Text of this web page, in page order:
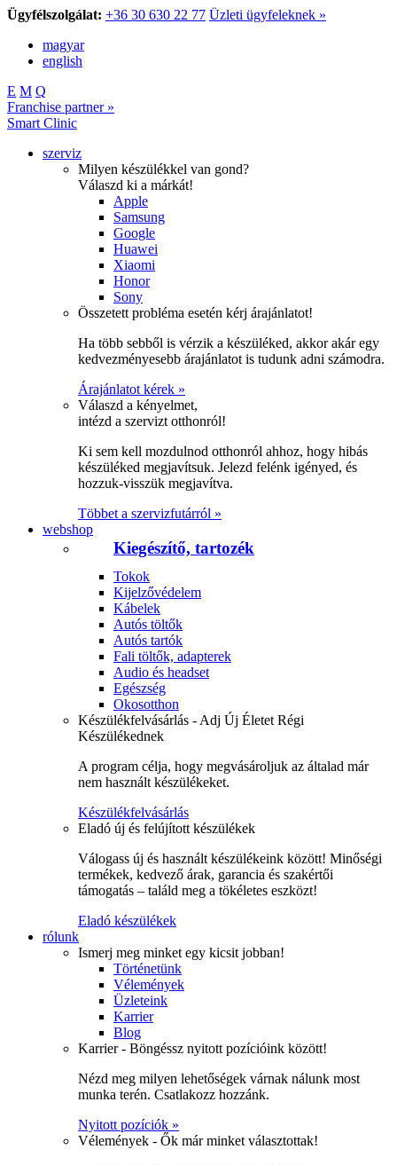
Ügyfélszolgálat: +36 30 630 22 77 Üzleti ügyfeleknek »
magyar
english
E M Q
Franchise partner »
Smart Clinic
szerviz
Milyen készülékkel van gond?
Válaszd ki a márkát!
Apple
Samsung
Google
Huawei
Xiaomi
Honor
Sony
Összetett probléma esetén kérj árajánlatot!
Ha több sebből is vérzik a készüléked, akkor akár egy
kedvezményesebb árajánlatot is tudunk adni számodra.
Árajánlatot kérek »
Válaszd a kényelmet,
intézd a szervizt otthonról!
Ki sem kell mozdulnod otthonról ahhoz, hogy hibás
készüléked megjavítsuk. Jelezd felénk igényed, és
hozzuk-visszük megjavítva.
Többet a szervizfutárról »
webshop
Kiegészítő, tartozék
Tokok
Kijelzővédelem
Kábelek
Autós töltők
Autós tartók
Fali töltők, adapterek
Audio és headset
Egészség
Okosotthon
Készülékfelvásárlás - Adj Új Életet Régi
Készülékednek
A program célja, hogy megvásároljuk az általad már
nem használt készülékeket.
Készülékfelvásárlás
Eladó új és felújított készülékek
Válogass új és használt készülékeink között! Minőségi
termékek, kedvező árak, garancia és szakértői
támogatás – találd meg a tökéletes eszközt!
Eladó készülékek
rólunk
Ismerj meg minket egy kicsit jobban!
Történetünk
Vélemények
Üzleteink
Karrier
Blog
Karrier - Böngéssz nyitott pozícióink között!
Nézd meg milyen lehetőségek várnak nálunk most
munka terén. Csatlakozz hozzánk.
Nyitott pozíciók »
Vélemények - Ők már minket választottak!